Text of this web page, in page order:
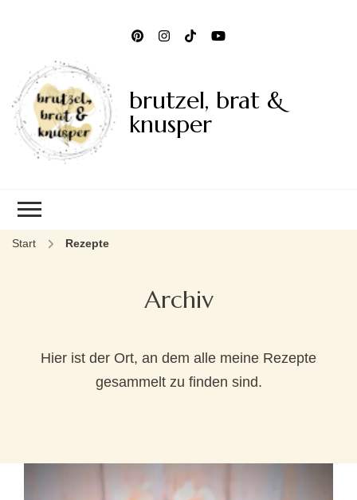
brutzel, brat &
knusper
Start Rezepte
Archiv
Hier ist der Ort, an dem alle meine Rezepte
gesammelt zu finden sind.